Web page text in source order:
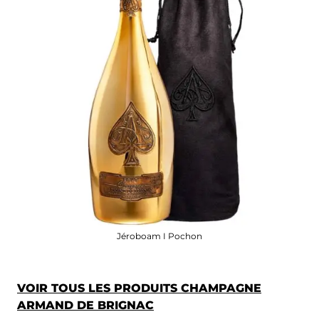
Jéroboam I Pochon
VOIR TOUS LES PRODUITS CHAMPAGNE
ARMAND DE BRIGNAC